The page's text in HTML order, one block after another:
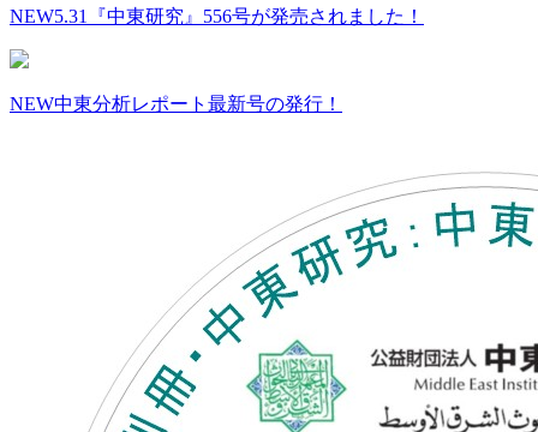
NEW5.31『中東研究』556号が発売されました！
NEW中東分析レポート最新号の発行！